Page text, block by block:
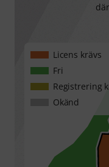
Licens krävs
Fri
Registrering
Okänd